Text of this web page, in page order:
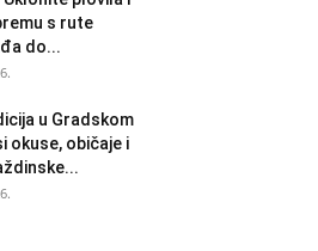
s rute
do...
u Gradskom
okuse, običaje i